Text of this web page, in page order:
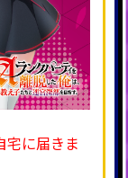
に届きま